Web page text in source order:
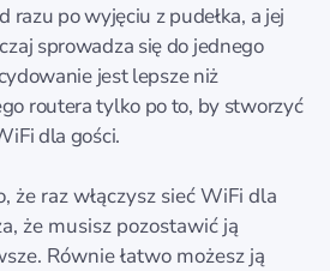
razu po wyjęciu z pudełka, a jej
sprowadza się do jednego
jest lepsze niż
routera tylko po to, by stworzyć
dla gości.
że raz włączysz sieć WiFi dla
że musisz pozostawić ją
Równie łatwo możesz ją